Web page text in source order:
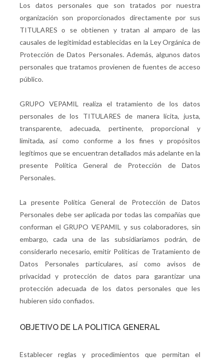
Los datos personales que son tratados por nuestra
organización son proporcionados directamente por sus
TITULARES o se obtienen y tratan al amparo de las
causales de legitimidad establecidas en la Ley Orgánica de
Protección de Datos Personales. Además, algunos datos
personales que tratamos provienen de fuentes de acceso
público.
GRUPO VEPAMIL realiza el tratamiento de los datos
personales de los TITULARES de manera lícita, justa,
transparente, adecuada, pertinente, proporcional y
limitada, así como conforme a los fines y propósitos
legítimos que se encuentran detallados más adelante en la
presente Política General de Protección de Datos
Personales.
La presente Política General de Protección de Datos
Personales debe ser aplicada por todas las compañías que
conforman el GRUPO VEPAMIL y sus colaboradores, sin
embargo, cada una de las subsidiaríamos podrán, de
considerarlo necesario, emitir Políticas de Tratamiento de
Datos Personales particulares, así como avisos de
privacidad y protección de datos para garantizar una
protección adecuada de los datos personales que les
hubieren sido confiados.
OBJETIVO DE LA POLITICA GENERAL
Establecer reglas y procedimientos que permitan el